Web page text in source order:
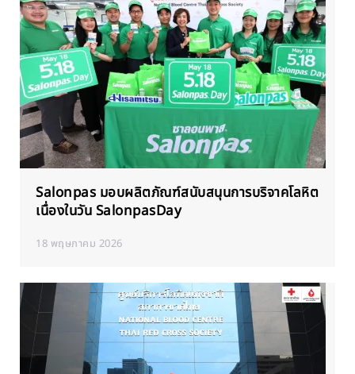
Salonpas มอบผลิตภัณฑ์สนับสนุนการบริจาคโลหิต
เนื่องในวัน SalonpasDay
18 พฤษภาคม 2026